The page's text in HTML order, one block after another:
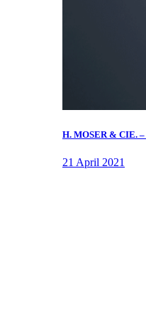
H. MOSER & CIE.
21 April 2021